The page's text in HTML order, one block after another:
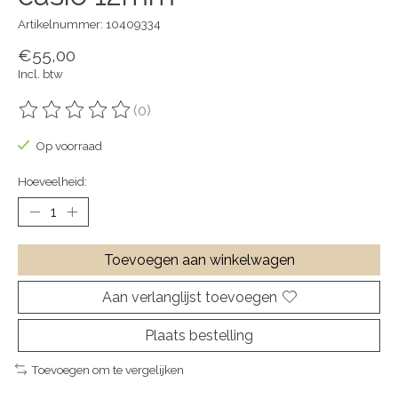
Artikelnummer: 10409334
€55,00
Incl. btw
De beoordeling van dit product is
(0)
Op voorraad
Hoeveelheid:
Toevoegen aan winkelwagen
Aan verlanglijst toevoegen
Plaats bestelling
Toevoegen om te vergelijken